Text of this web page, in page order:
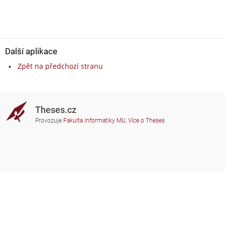
Další aplikace
Zpět na předchozí stranu
Theses.cz
Provozuje Fakulta informatiky MU, Více o Theses